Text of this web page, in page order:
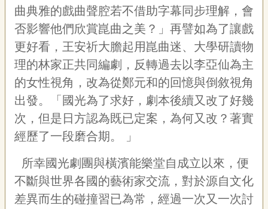
曲典雅的戲曲聲腔若不借助字幕同步理解，會
否影響他們欣賞崑曲之美？」再譬如為了讓戲
更好看，王安祈大膽起用崑曲迷、大學研讀物
理的林家正共同編劇，反轉過去以李亞仙為主
的女性視角，改為從鄭元和的回憶與倒敘視角
出發。「國光為了求好，劇本後續又改了好幾
次，但是日方認為既已定案，為何又改？著實
經歷了一段磨合期。
」
所幸國光劇團與橫濱能樂堂自成立以來，便
不斷與世界各國的藝術家交流，對於源自文化
差異而生的碰撞習已為常，經過一次又一次討